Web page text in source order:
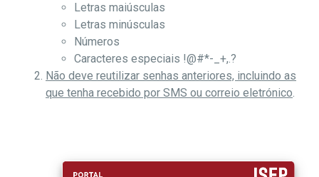
Letras maiúsculas
Letras minúsculas
Números
Caracteres especiais !@#*-_+,.?
Não deve reutilizar senhas anteriores, incluindo as
que tenha recebido por SMS ou correio eletrónico.